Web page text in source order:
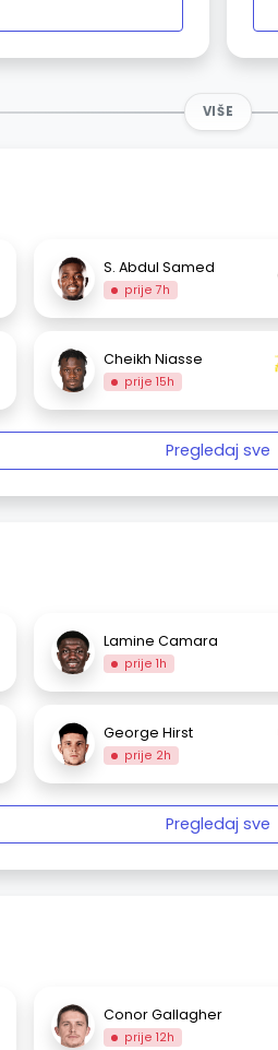
VIŠE
S. Abdul Samed
prije 7h
Cheikh Niasse
prije 15h
Pregledaj sve
Lamine Camara
prije 1h
George Hirst
prije 2h
Pregledaj sve
Conor Gallagher
prije 12h